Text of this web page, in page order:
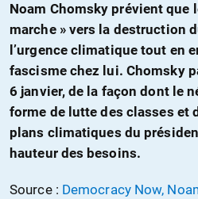
CONTACTER
FAIRE UN
Noam Chomsky prévient que
marche » vers la destruction
l’urgence climatique tout en
fascisme chez lui. Chomsky
6 janvier, de la façon dont le
forme de lutte des classes et
plans climatiques du
hauteur des besoins.
Source : Democracy Now,